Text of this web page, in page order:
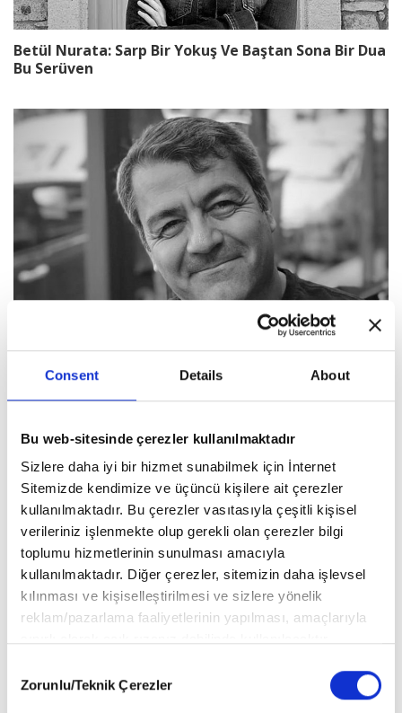
Consent Details About
Bu web-sitesinde çerezler kullanılmaktadır
Sizlere daha iyi bir hizmet sunabilmek için İnternet
Sitemizde kendimize ve üçüncü kişilere ait çerezler
kullanılmaktadır. Bu çerezler vasıtasıyla çeşitli kişisel
verileriniz işlenmekte olup gerekli olan çerezler bilgi
toplumu hizmetlerinin sunulması amacıyla
kullanılmaktadır. Diğer çerezler, sitemizin daha işlevsel
kılınması ve kişiselleştirilmesi ve sizlere yönelik
reklam/pazarlama faaliyetlerinin yapılması, amaçlarıyla
vasıtasıyla belirleyebilirsiniz. Çerezlere ilişkin detaylı bilgi
Çerez Bilgilendirme
Selection
Zorunlu/Teknik Çerezler
Betül Nurata: Sarp Bir Yokuş Ve Baştan Sona Bir Dua
Bu Serüven
Abdullah Harmancı: Öykünün Temeli Sağlam Bir
Insanlık Durumuna Yaslanmalıdır